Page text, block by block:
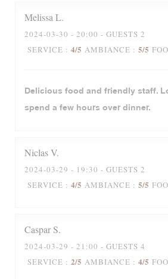
MelissaL
2024-03-30 - 20:00 - GUESTS 2
SERVICE : 4/5 AMBIANCE : 5/5
Delicious food and friendly staff.
spend a few hours over dinner.
NiclasV
2024-03-29 - 19:30 - GUESTS 2
SERVICE : 4/5 AMBIANCE : 5/5
Caspar S
2024-03-29 - 21:00 - GUESTS 4
SERVICE : 2/5 AMBIANCE : 4/5